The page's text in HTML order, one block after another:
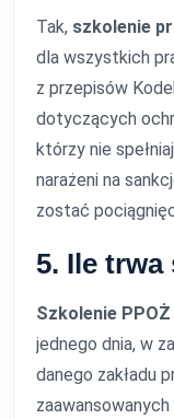
Tak, szkolenie
dla wszystkich
z przepisów
dotyczących
którzy nie
narażeni na
zostać
5. Ile trwa
Szkolenie PPOŻ
jednego dnia, w
danego zakładu